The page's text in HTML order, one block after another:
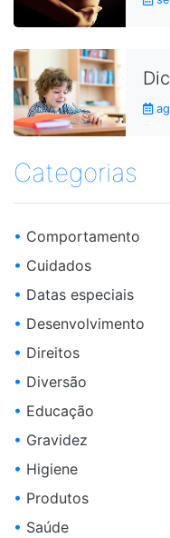
Categorias
• Comportamento
• Cuidados
• Datas especiais
• Desenvolvimento
• Direitos
• Diversão
• Educação
• Gravidez
• Higiene
• Produtos
• Saúde